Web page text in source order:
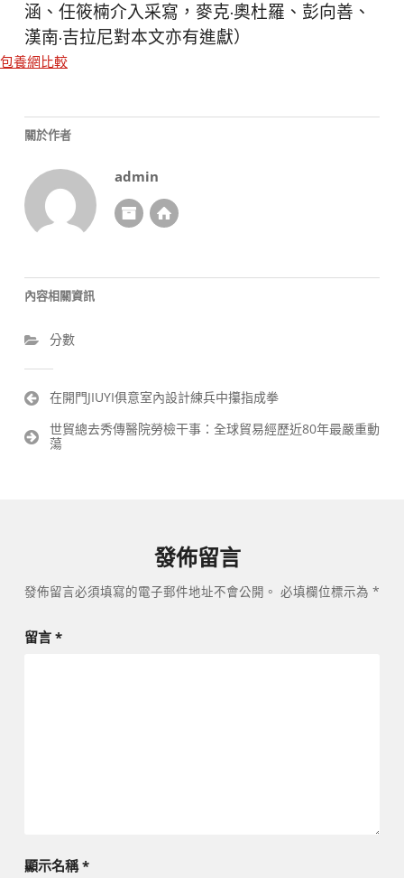
涵、任筱楠介入采寫，麥克·奧杜羅、彭向善、
漢南·吉拉尼對本文亦有進獻）
包養網比較
關於作者
admin
內容相關資訊
分數
文
導
在開門JIUYI俱意室內設計練兵中攥指成拳
世貿總去秀傳醫院勞檢干事：全球貿易經歷近80年最嚴重動
蕩
發佈留言
發佈留言必須填寫的電子郵件地址不會公開。 必填欄位標示為 *
留言 *
顯示名稱*